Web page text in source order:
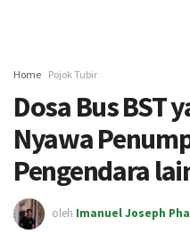
Home Pojok Tubir
Dosa Bus BST
Nyawa
Pengendara
oleh Imanuel Joseph